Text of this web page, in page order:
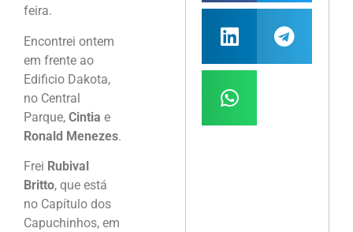
feira.
Encontrei ontem
em frente ao
Edificio Dakota,
no Central
Parque, Cintia e
Ronald Menezes.
Frei Rubival
Britto, que está
no Capítulo dos
Capuchinhos, em